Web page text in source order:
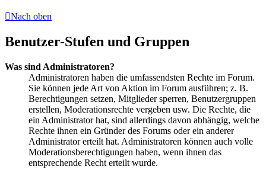
Nach oben
Benutzer-Stufen und Gruppen
Was sind Administratoren?
Administratoren haben die umfassendsten Rechte im Forum.
Sie können jede Art von Aktion im Forum ausführen; z. B.
Berechtigungen setzen, Mitglieder sperren, Benutzergruppen
erstellen, Moderationsrechte vergeben usw. Die Rechte, die
ein Administrator hat, sind allerdings davon abhängig, welche
Rechte ihnen ein Gründer des Forums oder ein anderer
Administrator erteilt hat. Administratoren können auch volle
Moderationsberechtigungen haben, wenn ihnen das
entsprechende Recht erteilt wurde.